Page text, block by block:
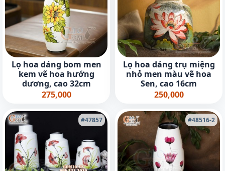
Lọ hoa dáng bom men
kem vẽ hoa hướng
dương, cao 32cm
275,000
Lọ hoa dáng trụ miệng
nhỏ men màu vẽ hoa
Sen, cao 16cm
250,000
#47857 #48516-2